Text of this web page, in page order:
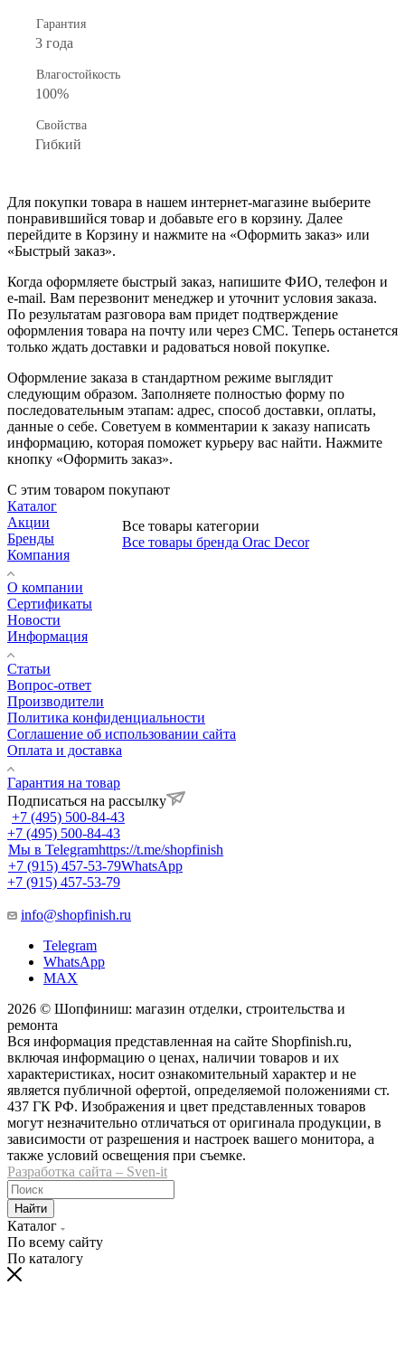
Гарантия
3 года
Влагостойкость
100%
Свойства
Гибкий
Для покупки товара в нашем интернет-магазине выберите
понравившийся товар и добавьте его в корзину. Далее
перейдите в Корзину и нажмите на «Оформить заказ» или
«Быстрый заказ».
Когда оформляете быстрый заказ, напишите ФИО, телефон и
e-mail. Вам перезвонит менеджер и уточнит условия заказа.
По результатам разговора вам придет подтверждение
оформления товара на почту или через СМС. Теперь останется
только ждать доставки и радоваться новой покупке.
Оформление заказа в стандартном режиме выглядит
следующим образом. Заполняете полностью форму по
последовательным этапам: адрес, способ доставки, оплаты,
данные о себе. Советуем в комментарии к заказу написать
информацию, которая поможет курьеру вас найти. Нажмите
кнопку «Оформить заказ».
С этим товаром покупают
Все товары категории
Все товары бренда Orac Decor
Каталог
Акции
Бренды
Компания
О компании
Сертификаты
Новости
Информация
Статьи
Вопрос-ответ
Производители
Политика конфиденциальности
Соглашение об использовании сайта
Оплата и доставка
Гарантия на товар
Подписаться на рассылку
+7 (495) 500-84-43
+7 (495) 500-84-43
Мы в Telegramhttps://t.me/shopfinish
+7 (915) 457-53-79WhatsApp
+7 (915) 457-53-79
info@shopfinish.ru
Telegram
WhatsApp
MAX
2026 © Шопфиниш: магазин отделки, строительства и
ремонта
Вся информация представленная на сайте Shopfinish.ru,
включая информацию о ценах, наличии товаров и их
характеристиках, носит ознакомительный характер и не
является публичной офертой, определяемой положениями ст.
437 ГК РФ. Изображения и цвет представленных товаров
могут незначительно отличаться от оригинала продукции, в
зависимости от разрешения и настроек вашего монитора, а
также условий освещения при съемке.
Разработка сайта – Sven-it
Найти
Каталог
По всему сайту
По каталогу